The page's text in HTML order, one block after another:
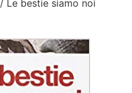
/ Le bestie siamo noi